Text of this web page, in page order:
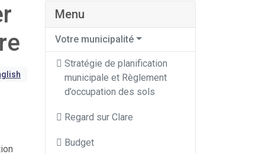
Menu
Votre municipalité
Stratégie de planification
municipale et Règlement
d’occupation des sols
Regard sur Clare
Budget